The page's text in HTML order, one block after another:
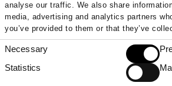
analyse our traffic. We also share
media, advertising and analytics partners
you’ve provided to them or that they’ve
Consent
Selection
Necessary
Statistics